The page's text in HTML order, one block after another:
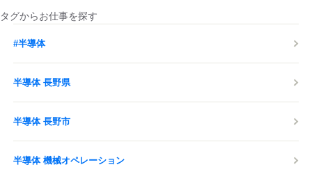
タグからお仕事を探す
#半導体
半導体 長野県
半導体 長野市
半導体 機械オペレーション